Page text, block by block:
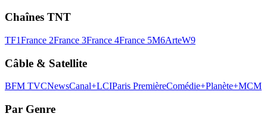
Chaînes TNT
TF1France 2France 3France 4France 5M6ArteW9
Câble & Satellite
BFM TVCNewsCanal+LCIParis PremièreComédie+Planète+MCM
Par Genre